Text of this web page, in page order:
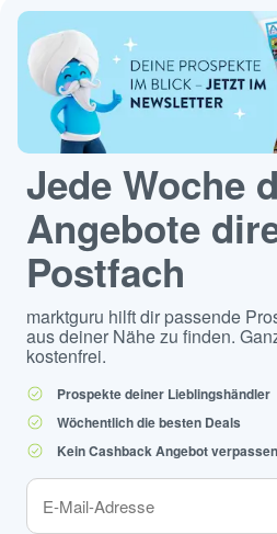
Jede Woche
Angebote
Postfach
marktguru hilft dir passende
aus deiner Nähe zu finden.
kostenfrei.
Prospekte deiner Lieblingshändler
Wöchentlich die besten Deals
Kein Cashback Angebot verpassen